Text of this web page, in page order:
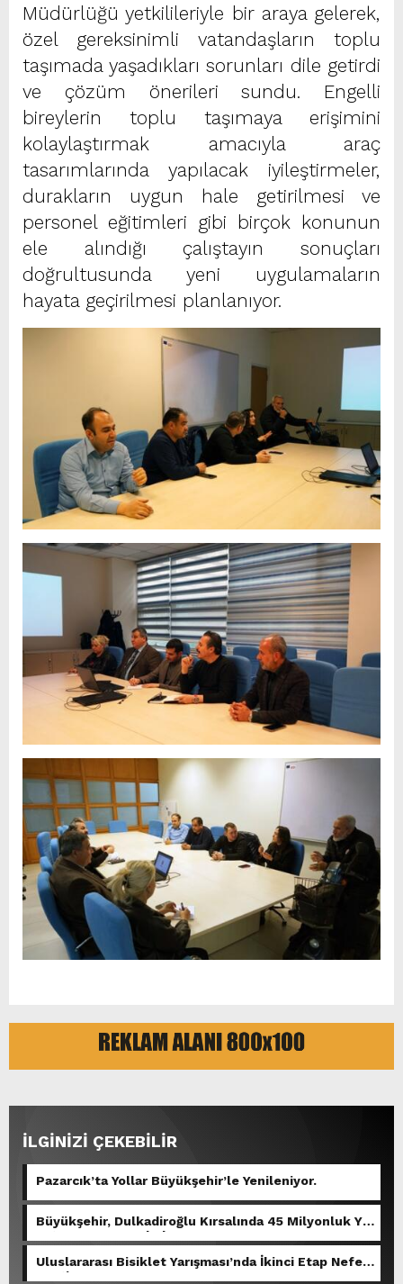
Müdürlüğü yetkilileriyle bir araya gelerek,
özel gereksinimli vatandaşların toplu
taşımada yaşadıkları sorunları dile getirdi
ve çözüm önerileri sundu. Engelli
bireylerin toplu taşımaya erişimini
kolaylaştırmak amacıyla araç
tasarımlarında yapılacak iyileştirmeler,
durakların uygun hale getirilmesi ve
personel eğitimleri gibi birçok konunun
ele alındığı çalıştayın sonuçları
doğrultusunda yeni uygulamaların
hayata geçirilmesi planlanıyor.
İLGİNİZİ ÇEKEBİLİR
Pazarcık’ta Yollar Büyükşehir’le Yenileniyor.
Büyükşehir, Dulkadiroğlu Kırsalında 45 Milyonluk Yol
Yatırımını Tamamladı.
Uluslararası Bisiklet Yarışması’nda İkinci Etap Nefes
Kesti.